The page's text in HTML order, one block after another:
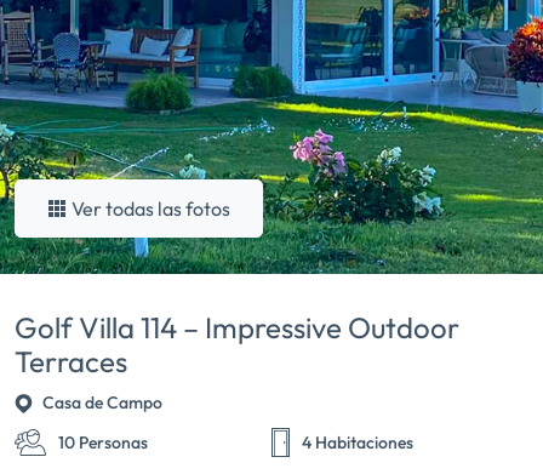
Ver todas las fotos
Golf Villa 114 – Impressive Outdoor
Terraces
Casa de Campo
10 Personas
4 Habitaciones